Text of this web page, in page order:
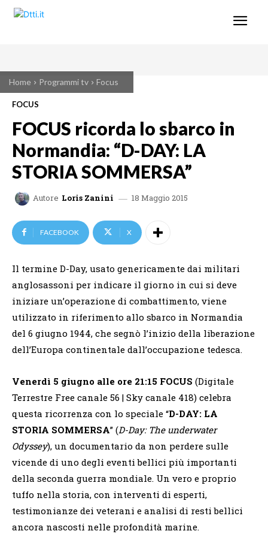
Home Programmi tv Focus
FOCUS
FOCUS ricorda lo sbarco in
Normandia: “D-DAY: LA
STORIA SOMMERSA”
Autore Loris Zanini 18 Maggio 2015
FACEBOOK X
Il termine D-Day, usato genericamente dai militari
anglosassoni per indicare il giorno in cui si deve
iniziare un’operazione di combattimento, viene
utilizzato in riferimento allo sbarco in Normandia
del 6 giugno 1944, che segnò l’inizio della liberazione
dell’Europa continentale dall’occupazione tedesca.
Venerdì 5 giugno alle ore 21:15 FOCUS (Digitale
Terrestre Free canale 56 | Sky canale 418) celebra
questa ricorrenza con lo speciale “D-DAY: LA
STORIA SOMMERSA” (D-Day: The underwater
Odyssey), un documentario da non perdere sulle
vicende di uno degli eventi bellici più importanti
della seconda guerra mondiale. Un vero e proprio
tuffo nella storia, con interventi di esperti,
testimonianze dei veterani e analisi di resti bellici
ancora nascosti nelle profondità marine.